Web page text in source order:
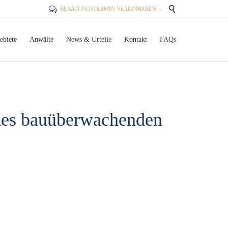
 BERATUNGSTERMIN VEREINBAREN → 
Anwälte News & Urteile Kontakt FAQs
bauüberwachenden